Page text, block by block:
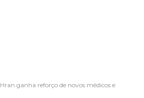
Hran ganha reforço de novos médicos e